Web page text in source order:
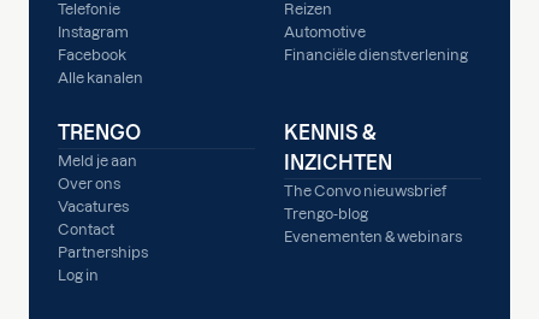
Telefonie
Instagram
Facebook
Alle kanalen
Reizen
Automotive
Financiële dienstverlening
TRENGO
Meld je aan
Over ons
Vacatures
Contact
Partnerships
Log in
KENNIS &
INZICHTEN
The Convo nieuwsbrief
Trengo-blog
Evenementen & webinars